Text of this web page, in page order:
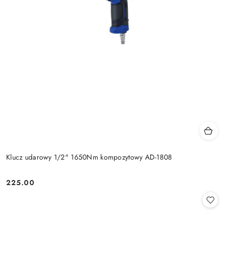
Klucz udarowy 1/2" 1650Nm kompozytowy AD-1808
Cena:
225.00